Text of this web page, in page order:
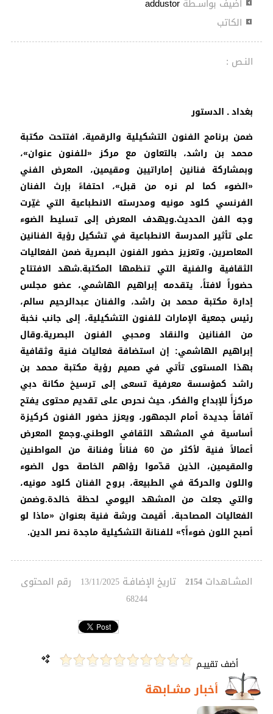
أضيف بواسـطة
الكاتب
النـص :
بغداد ـ الدستور
ضمن برنامج الفنون التشكيلية والرقمية، افتتحت مكتبة
محمد بن راشد، بالتعاون مع مركز «للفنون عنوان»،
وبمشاركة فنانين إماراتيين ومقيمين، المعرض الفني
«الضوء كما لم نره من قبل»، احتفاءً بإرث الفنان
الفرنسي كلود مونيه ومدرسته الانطباعية التي غيّرت
وجه الفن الحديث.ويهدف المعرض إلى تسليط الضوء
على تأثير المدرسة الانطباعية في تشكيل رؤية الفنانين
المعاصرين، وتعزيز حضور الفنون البصرية ضمن الفعاليات
الثقافية والفنية التي تنظمها المكتبة.شهد الافتتاح
حضوراً لافتاً، يتقدمه إبراهيم الهاشمي، عضو مجلس
إدارة مكتبة محمد بن راشد، والفنان عبدالرحيم سالم،
رئيس جمعية الإمارات للفنون التشكيلية، إلى جانب نخبة
من الفنانين والنقاد ومحبي الفنون البصرية.وقال
إبراهيم الهاشمي: إن استضافة فعاليات فنية وثقافية
بهذا المستوى تأتي في صميم رؤية مكتبة محمد بن
راشد كمؤسسة معرفية تسعى إلى ترسيخ مكانة دبي
مركزاً للإبداع والفكر، حيث نحرص على تقديم محتوى يفتح
آفاقاً جديدة أمام الجمهور، ويعزز حضور الفنون كركيزة
أساسية في المشهد الثقافي الوطني.وجمع المعرض
أعمالاً فنية لأكثر من 60 فناناً وفنانة من المواطنين
والمقيمين، الذين قدّموا رؤاهم الخاصة حول الضوء
واللون والحركة في الطبيعة، بروح الفنان كلود مونيه،
والتي جعلت من المشهد اليومي لحظة خالدة.وضمن
الفعاليات المصاحبة، أقيمت ورشة فنية بعنوان «ماذا لو
أصبح اللون ضوءاً؟» للفنانة التشكيلية ماجدة نصر الدين.
المشـاهدات 2154 تاريخ الإضافـة 13/11/2025 رقم المحتوى
68244
أضف تقييـم
أخبار مشـابهة